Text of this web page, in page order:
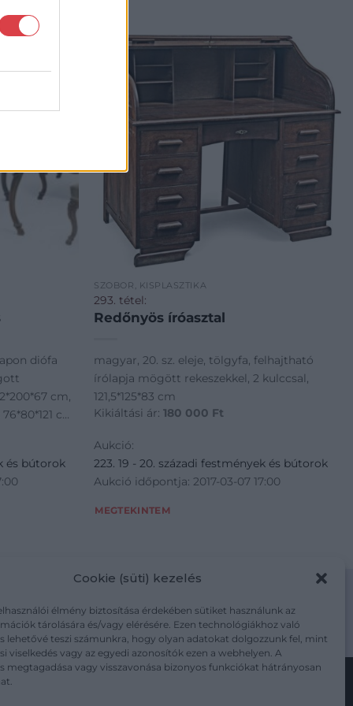
Cookie (süti) kezelés
élmény biztosítása érdekében sütiket használunk az
tárolására és/vagy elérésére. Ezen technológiákhoz való
lehetővé teszi számunkra, hogy olyan adatokat dolgozzunk fel, mint
viselkedés vagy az egyedi azonosítók ezen a webhelyen. A
megtagadása vagy visszavonása bizonyos funkciókat hátrányosan
diófa
cm,
cm,
és bútorok
SZOBOR, KISPLASZTIKA
293. tétel:
Redőnyös íróasztal
magyar, 20. sz. eleje, tölgyfa, felhajtható
írólapja mögött rekeszekkel, 2 kulccsal,
121,5*125*83 cm
Kikiáltási ár:180 000 Ft
Aukció:
223. 19 - 20. századi festmények és bútorok
Aukció időpontja: 2017-03-07 17:00
MEGTEKINTEM
adatkezelesi-tajekoztato/